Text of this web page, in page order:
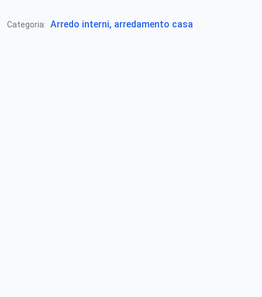
Categoria: Arredo interni, arredamento casa